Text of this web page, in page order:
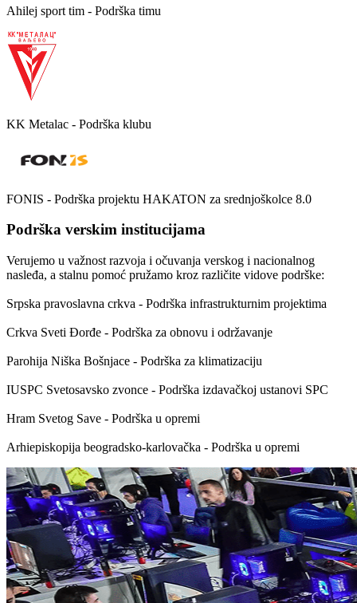
Ahilej sport tim - Podrška timu
KK Metalac - Podrška klubu
FONIS - Podrška projektu HAKATON za srednjoškolce 8.0
Podrška verskim institucijama
Verujemo u važnost razvoja i očuvanja verskog i nacionalnog
nasleđa, a stalnu pomoć pružamo kroz različite vidove podrške:
Srpska pravoslavna crkva - Podrška infrastrukturnim projektima
Crkva Sveti Đorđe - Podrška za obnovu i održavanje
Parohija Niška Bošnjace - Podrška za klimatizaciju
IUSPC Svetosavsko zvonce - Podrška izdavačkoj ustanovi SPC
Hram Svetog Save - Podrška u opremi
Arhiepiskopija beogradsko-karlovačka - Podrška u opremi